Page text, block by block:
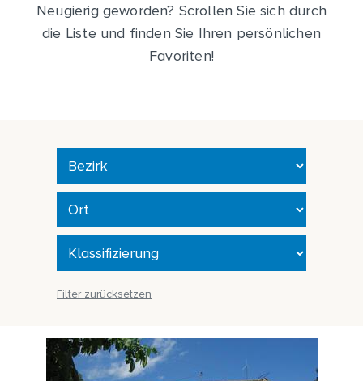
Neugierig geworden? Scrollen Sie sich durch
die Liste und finden Sie Ihren persönlichen
Favoriten!
Filter zurücksetzen